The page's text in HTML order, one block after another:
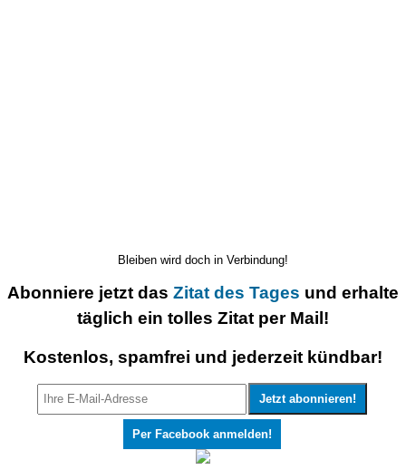
Bleiben wird doch in Verbindung!
Abonniere jetzt das Zitat des Tages und erhalte
täglich ein tolles Zitat per Mail!
Kostenlos, spamfrei und jederzeit kündbar!
Per Facebook anmelden!